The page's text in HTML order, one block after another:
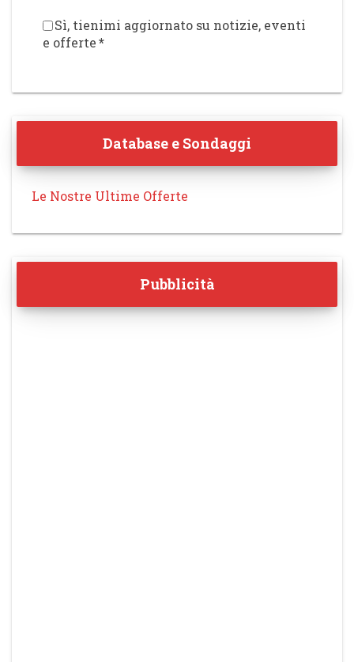
Sì, tienimi aggiornato su notizie, eventi
e offerte*
Database e Sondaggi
Le Nostre Ultime Offerte
Pubblicità